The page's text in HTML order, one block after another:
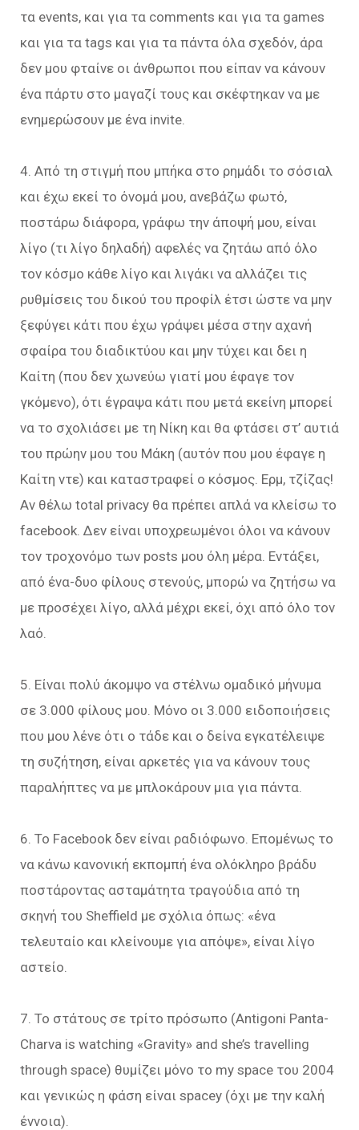
τα events, και για τα comments και για τα games
και για τα tags και για τα πάντα όλα σχεδόν, άρα
δεν μου φταίνε οι άνθρωποι που είπαν να κάνουν
ένα πάρτυ στο μαγαζί τους και σκέφτηκαν να με
ενημερώσουν με ένα invite.
4. Από τη στιγμή που μπήκα στο ρημάδι το σόσιαλ
και έχω εκεί το όνομά μου, ανεβάζω φωτό,
ποστάρω διάφορα, γράφω την άποψή μου, είναι
λίγο (τι λίγο δηλαδή) αφελές να ζητάω από όλο
τον κόσμο κάθε λίγο και λιγάκι να αλλάζει τις
ρυθμίσεις του δικού του προφίλ έτσι ώστε να μην
ξεφύγει κάτι που έχω γράψει μέσα στην αχανή
σφαίρα του διαδικτύου και μην τύχει και δει η
Καίτη (που δεν χωνεύω γιατί μου έφαγε τον
γκόμενο), ότι έγραψα κάτι που μετά εκείνη μπορεί
να το σχολιάσει με τη Νίκη και θα φτάσει στ’ αυτιά
του πρώην μου του Μάκη (αυτόν που μου έφαγε η
Καίτη ντε) και καταστραφεί ο κόσμος. Ερμ, τζίζας!
Αν θέλω total privacy θα πρέπει απλά να κλείσω το
facebook. Δεν είναι υποχρεωμένοι όλοι να κάνουν
τον τροχονόμο των posts μου όλη μέρα. Εντάξει,
από ένα-δυο φίλους στενούς, μπορώ να ζητήσω να
με προσέχει λίγο, αλλά μέχρι εκεί, όχι από όλο τον
λαό.
5. Είναι πολύ άκομψο να στέλνω ομαδικό μήνυμα
σε 3.000 φίλους μου. Μόνο οι 3.000 ειδοποιήσεις
που μου λένε ότι ο τάδε και ο δείνα εγκατέλειψε
τη συζήτηση, είναι αρκετές για να κάνουν τους
παραλήπτες να με μπλοκάρουν μια για πάντα.
6. Το Facebook δεν είναι ραδιόφωνο. Επομένως το
να κάνω κανονική εκπομπή ένα ολόκληρο βράδυ
ποστάροντας ασταμάτητα τραγούδια από τη
σκηνή του Sheffield με σχόλια όπως: «ένα
τελευταίο και κλείνουμε για απόψε», είναι λίγο
αστείο.
7. Το στάτους σε τρίτο πρόσωπο (Antigoni Panta-
Charva is watching «Gravity» and she’s travelling
through space) θυμίζει μόνο το my space του 2004
και γενικώς η φάση είναι spacey (όχι με την καλή
έννοια).